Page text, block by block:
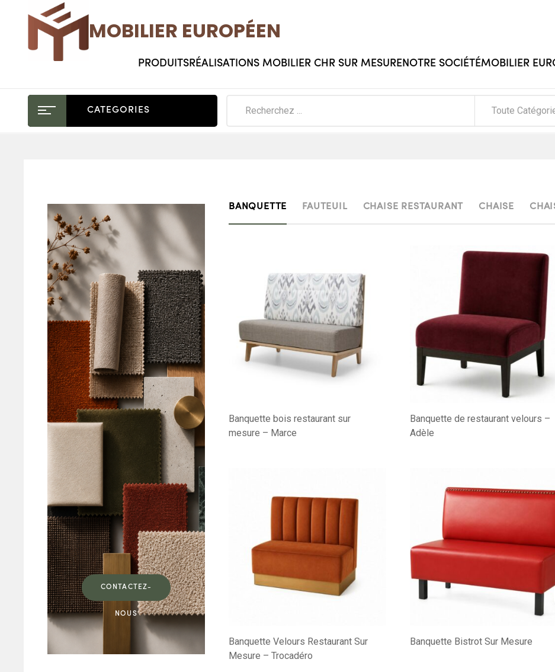
MOBILIER EUROPÉEN
PRODUITSRÉALISATIONS MOBILIER CHR SUR MESURENOTRE SOCIÉTÉMOBILIER
CATEGORIES Toute
CONTACTEZ-
NOUS
BANQUETTE FAUTEUIL CHAISE RESTAURANT CHAISE
Banquette bois restaurant sur
mesure – Marce
Banquette Velours Restaurant Sur
Mesure – Trocadéro
Banquette de restaurant velours –
Adèle
Banquette Bistrot Sur Mesure